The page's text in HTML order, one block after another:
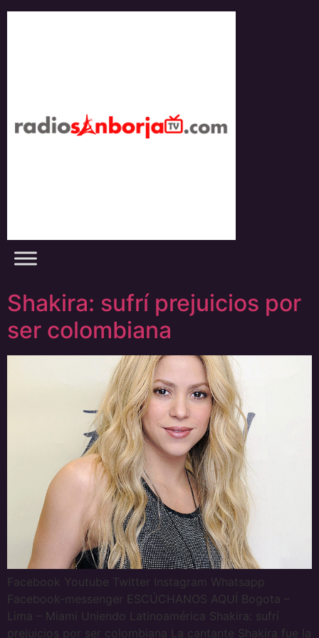
Skip
Shakira: sufrí prejuicios por
ser colombiana
Facebook Youtube Twitter Instagram Whatsapp
Facebook-messenger ESCÚCHANOS AQUÍ Bogota –
Lima – Miami Uniendo Latinoamérica Shakira: sufrí
prejuicios por ser colombiana La cantante Shakira fue la